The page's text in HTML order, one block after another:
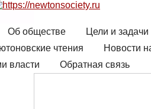
Об обществе
Цели и
чтения
Новости
власти
Обратная связь